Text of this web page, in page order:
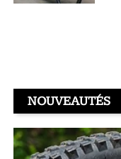
NOUVEAUTÉS